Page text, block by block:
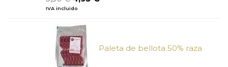
con
de
5
precio
era:
5,50 €.
IVA incluido
Paleta de bellota 50% raza